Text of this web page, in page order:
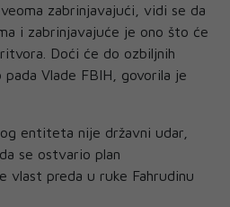
zabrinjavajući, vidi se da
i zabrinjavajuće je ono što će
Doći će do ozbiljnih
Vlade FBIH, govorila je
entiteta nije državni udar,
se ostvario plan
vlast preda u ruke Fahrudinu